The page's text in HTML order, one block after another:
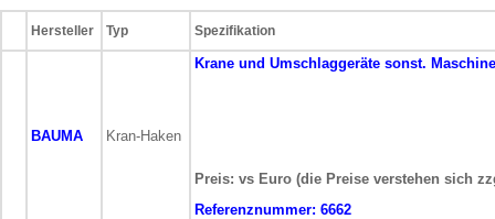
Hersteller Typ Spezifikation
BAUMA Kran-Haken
Krane und Umschlaggeräte sonst.
Preis: vs Euro (die Preise verstehen sich
Referenznummer: 6662